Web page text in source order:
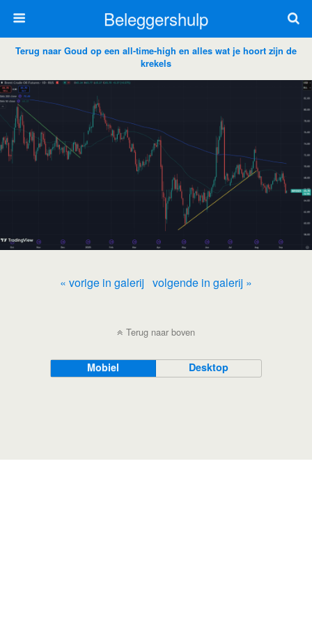
Beleggershulp
Terug naar Goud op een all-time-high en alles wat je hoort zijn de
krekels
« vorige in galerij volgende in galerij »
Terug naar boven
Mobiel Desktop